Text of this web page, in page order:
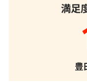
満足
豊